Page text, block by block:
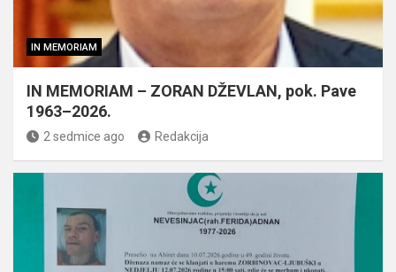
IN MEMORIAM
IN MEMORIAM – ZORAN DŽEVLAN, pok. Pave
1963–2026.
2 sedmice ago Redakcija